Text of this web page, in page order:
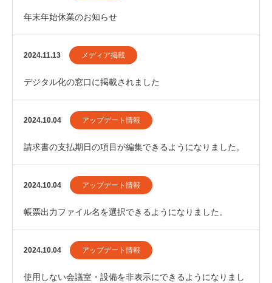
年末年始休業のお知らせ
2024.11.13 メディア掲載
デジタル化の窓口に掲載されました
2024.10.04 アップデート情報
請求書の支払期日の項目が編集できるようになりました。
2024.10.04 アップデート情報
帳票出力ファイル名を選択できるようになりました。
2024.10.04 アップデート情報
使用しない会議室・設備を非表示にできるようになりまし